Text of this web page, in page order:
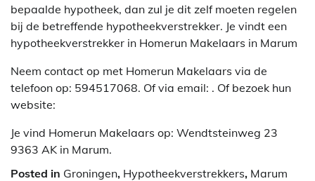
bepaalde hypotheek, dan zul je dit zelf moeten regelen
bij de betreffende hypotheekverstrekker. Je vindt een
hypotheekverstrekker in Homerun Makelaars in Marum
Neem contact op met Homerun Makelaars via de
telefoon op: 594517068. Of via email: . Of bezoek hun
website:
Je vind Homerun Makelaars op: Wendtsteinweg 23
9363 AK in Marum.
Posted in Groningen, Hypotheekverstrekkers, Marum